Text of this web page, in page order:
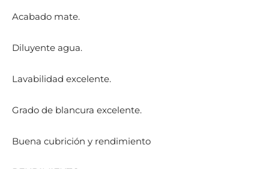
Acabado mate.
Diluyente agua.
Lavabilidad excelente.
Grado de blancura excelente.
Buena cubrición y rendimiento